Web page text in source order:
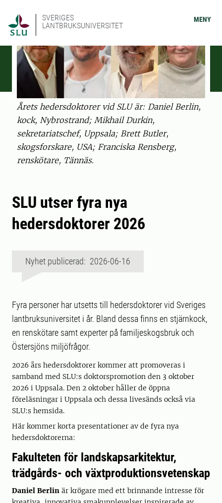
SVERIGES
LANTBRUKSUNIVERSITET
MENY
Årets hedersdoktorer vid SLU är: Daniel Berlin,
kock, Nybrostrand; Mikhail Durkin,
sekretariatschef, Uppsala; Brett Butler,
skogsforskare, USA; Franciska Rensberg,
renskötare, Tännäs.
SLU utser fyra nya
hedersdoktorer 2026
Nyhet publicerad: 2026-06-16
Fyra personer har utsetts till hedersdoktorer vid Sveriges
lantbruksuniversitet i år. Bland dessa finns en stjärnkock,
en renskötare samt experter på familjeskogsbruk och
Östersjöns miljöfrågor.
2026 års hedersdoktorer kommer att promoveras i
samband med SLU:s doktorspromotion den 3 oktober
2026 i Uppsala. Den 2 oktober håller de öppna
föreläsningar i Uppsala och dessa livesänds också via
SLU:s hemsida.
Här kommer korta presentationer av de fyra nya
hedersdoktorerna:
Fakulteten för landskapsarkitektur,
trädgårds- och växtproduktionsvetenskap
Daniel Berlin är krögare med ett brinnande intresse för